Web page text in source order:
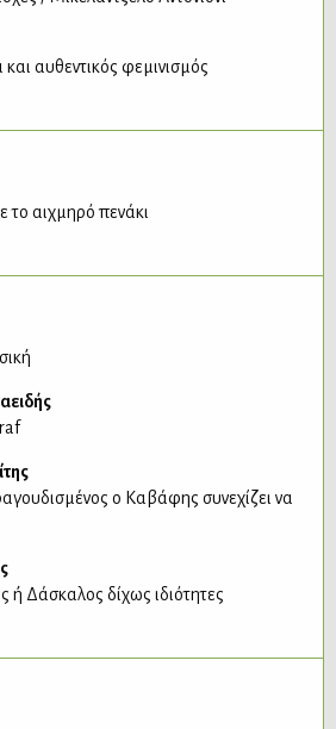
αυθεντικός φεμινισμός
το αιχμηρό πενάκι
ο Καβάφης συνεχίζει να
Δάσκαλος δίχως ιδιότητες